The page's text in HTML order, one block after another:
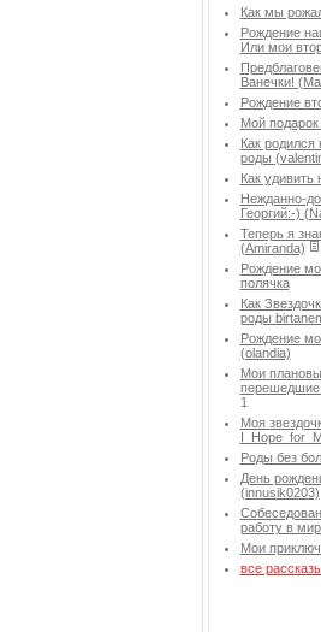
Как мы
Рождение
Или мои
Ванечки!
Рождение
Мой
Как
роды
Как удивить
Нежданно-
Георгий:-)
Теперь я
(Amiranda)
Рождение
полячка
Как
роды
Рождение
(olandia)
Мои
перешедшие
1
Моя
Роды без
День
(innusik0203)
работу в
Мои
все